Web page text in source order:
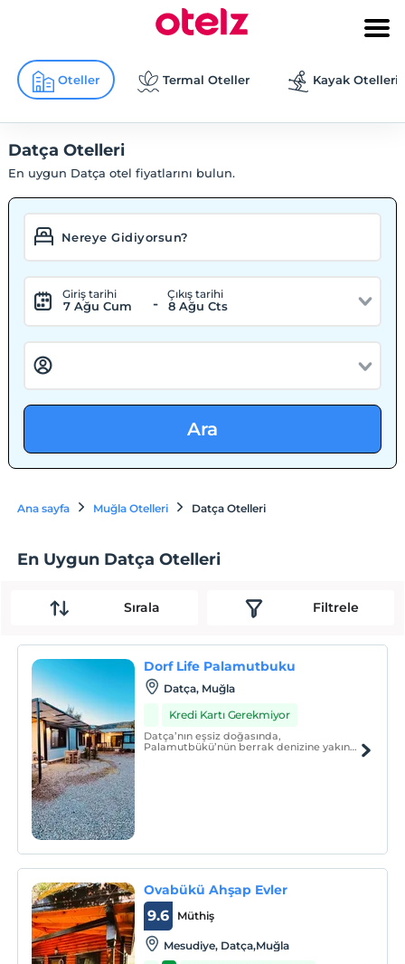
Oteller Termal Oteller Kayak Otelleri
Datça Otelleri
En uygun Datça otel fiyatlarını bulun.
Giriş tarihi
7 Ağu Cum -
Çıkış tarihi
8 Ağu Cts
Ara
Ana sayfa Muğla Otelleri Datça Otelleri
En Uygun Datça Otelleri
Sırala Filtrele
Dorf Life Palamutbuku
Datça, Muğla
Kredi Kartı Gerekmiyor
Datça’nın eşsiz doğasında,
Palamutbükü’nün berrak denizine yakın
Ovabükü Ahşap Evler
Müthiş
9.6
Mesudiye, Datça,Muğla